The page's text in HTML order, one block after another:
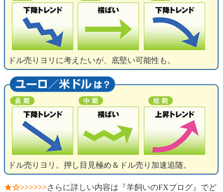
ドル売りヨリに考えたいが、底堅い可能性も。
ドル売りヨリ。押し目見極め＆ドル売り加速追随。
★☆>>>>>>さらに詳しい内容は『羊飼いのFXブログ』でど